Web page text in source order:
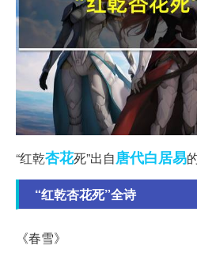
“红乾杏花死”出自唐代白居易
“红乾杏花死”全诗
《春雪》